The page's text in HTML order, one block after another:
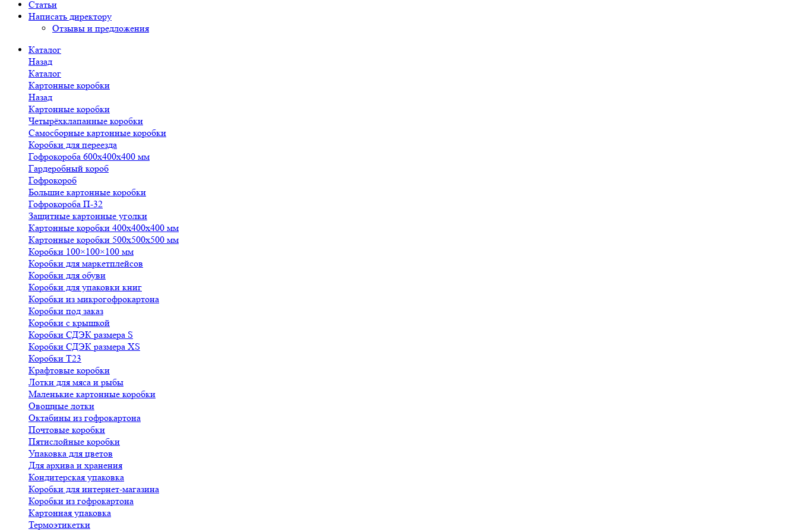
Статьи
Написать директору
Отзывы и предложения
Каталог
Назад
Каталог
Картонные коробки
Назад
Картонные коробки
Четырёхклапанные коробки
Самосборные картонные коробки
Коробки для переезда
Гофрокороба 600х400х400 мм
Гардеробный короб
Гофрокороб
Большие картонные коробки
Гофрокороба П-32
Защитные картонные уголки
Картонные коробки 400х400х400 мм
Картонные коробки 500х500х500 мм
Коробки 100×100×100 мм
Коробки для маркетплейсов
Коробки для обуви
Коробки для упаковки книг
Коробки из микрогофрокартона
Коробки под заказ
Коробки с крышкой
Коробки СДЭК размера S
Коробки СДЭК размера XS
Коробки Т23
Крафтовые коробки
Лотки для мяса и рыбы
Маленькие картонные коробки
Овощные лотки
Октабины из гофрокартона
Почтовые коробки
Пятислойные коробки
Упаковка для цветов
Для архива и хранения
Кондитерская упаковка
Коробки для интернет-магазина
Коробки из гофрокартона
Картонная упаковка
Термоэтикетки